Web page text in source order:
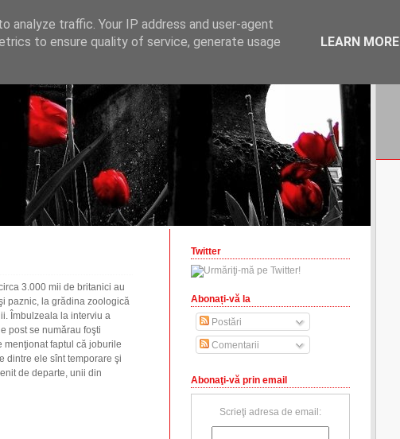
3.000 mii de britanici au
paznic, la grădina zoologică
Îmbulzeala la interviu a
post se numărau foşti
menţionat faptul că joburile
dintre ele sînt temporare şi
de departe, unii din
Twitter
Abonați-vă la
Postări
Comentarii
Abonaţi-vă prin email
Scrieţi adresa de email:
analyze traffic. Your IP address and user-agent
to ensure quality of service, generate usage
LEARN MORE